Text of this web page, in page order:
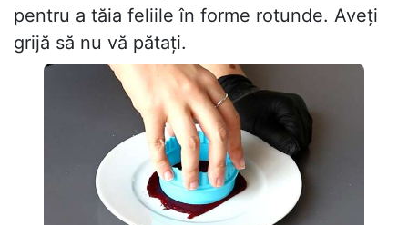
pentru a tăia feliile în forme rotunde. Aveți
grijă să nu vă pătați.